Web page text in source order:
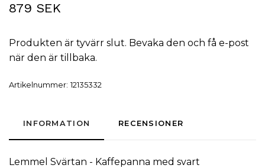
879 SEK
Produkten är tyvärr slut. Bevaka den och få e-post
när den är tillbaka.
Artikelnummer: 12135332
INFORMATION RECENSIONER
Lemmel Svärtan - Kaffepanna med svart